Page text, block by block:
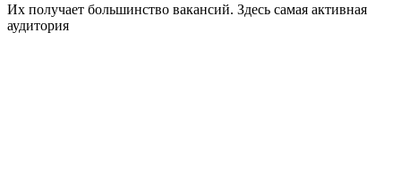
Их получает большинство вакансий. Здесь самая активная
аудитория